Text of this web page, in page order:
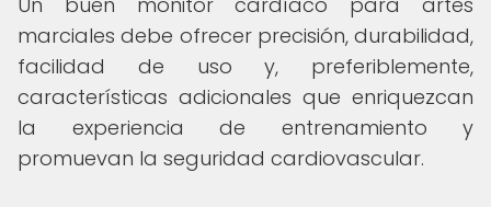
marciales debe ofrecer precisión, durabilidad,
facilidad de uso y, preferiblemente,
características adicionales que enriquezcan
la experiencia de entrenamiento y
promuevan la seguridad cardiovascular.